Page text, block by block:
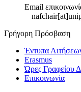
Email
Γρήγορη Πρόσβαση
Έντυπα
Erasmus
Ώρες Γραφείου
Επικοινωνία